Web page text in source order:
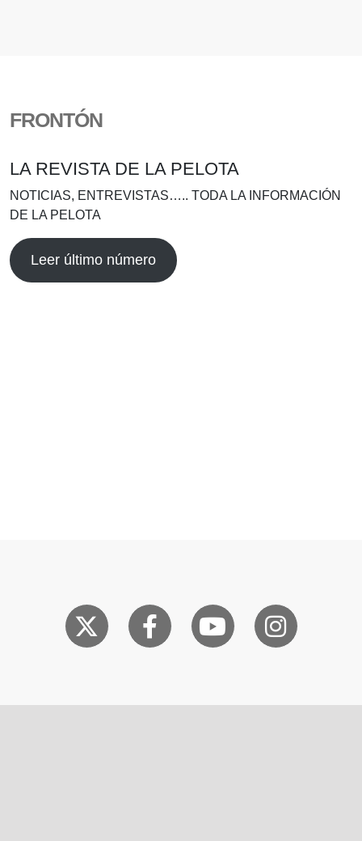
FRONTÓN
LA REVISTA DE LA PELOTA
NOTICIAS, ENTREVISTAS….. TODA LA INFORMACIÓN
DE LA PELOTA
Leer último número